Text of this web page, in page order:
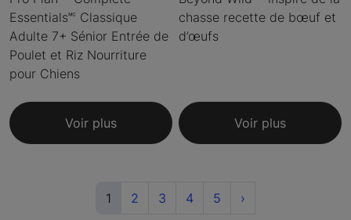
Essentials🅪 Classique
Adulte 7+ Sénior Entrée de
Poulet et Riz Nourriture
pour Chiens
Voir plus
chasse recette de bœuf et
d’œufs
Voir plus
1 (current)
2 3 4 5 ›